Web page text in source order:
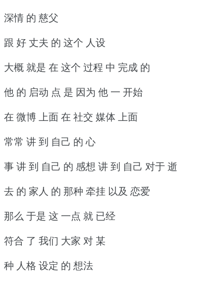
深情 的 慈父
跟 好 丈夫 的 这个 人设
大概 就是 在 这个 过程 中 完成 的
他 的 启动 点 是 因为 他 一 开始
在 微博 上面 在 社交 媒体 上面
常常 讲 到 自己 的 心
事 讲 到 自己 的 感想 讲 到 自己 对于 逝
去 的 家人 的 那种 牵挂 以及 恋爱
那么 于是 这 一点 就 已经
符合 了 我们 大家 对 某
种 人格 设定 的 想法